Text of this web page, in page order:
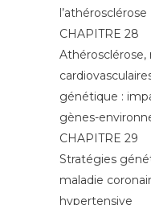
l’athérosclérose
CHAPITRE 28
Athérosclérose,
génétique :
gènes-
CHAPITRE 29
Stratégies
maladie
hypertensive